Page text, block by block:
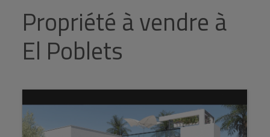
Propriété à vendre à
El Poblets